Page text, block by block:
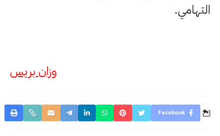
التهامي.
وزان بريس
Facebook